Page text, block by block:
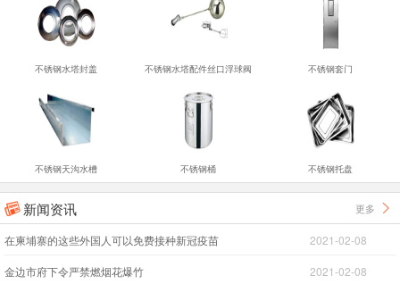
不锈钢水塔封盖 不锈钢水塔配件丝口浮球阀 不锈钢套门
不锈钢天沟水槽 不锈钢桶 不锈钢托盘
 新闻资讯 更多 
在柬埔寨的这些外国人可以免费接种新冠疫苗 2021-02-08
金边市府下令严禁燃烟花爆竹 2021-02-08